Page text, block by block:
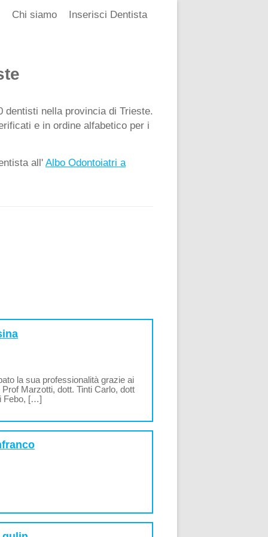
Inserisci Dentista
Chi siamo
dentisti nella provincia di Trieste.
e in ordine alfabetico per i
all'Albo Odontoiatri a
la sua professionalità grazie ai
Marzotti, dott. Tinti Carlo, dott
Febo, […]